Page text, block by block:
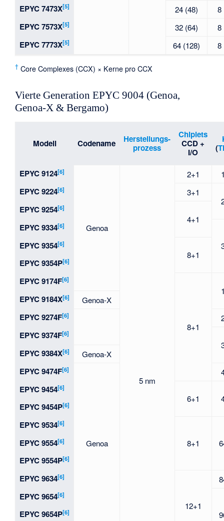
EPYC 7473X[5] 24 (48) 8
EPYC 7573X[5] 32 (64) 8
EPYC 7773X[5] 64 (128) 8
† Core Complexes (CCX) × Kerne pro CCX
Vierte Generation EPYC 9004 (Genoa,
Genoa-X & Bergamo)
Modell Codename
Herstellungs-
prozess
Chiplets
CCD +
I/O
(
EPYC 9124[6]
Genoa
5 nm
2+1
EPYC 9224[6]
3+1
EPYC 9254[6]
4+1
EPYC 9334[6]
EPYC 9354[6]
8+1
EPYC 9354P[6]
EPYC 9174F[6]
8+1
EPYC 9184X[6] Genoa-X
EPYC 9274F[6]
EPYC 9374F[6]
EPYC 9384X[6] Genoa-X
EPYC 9474F[6]
Genoa
EPYC 9454[6]
6+1
EPYC 9454P[6]
EPYC 9534[6]
8+1
EPYC 9554[6]
EPYC 9554P[6]
EPYC 9634[6]
12+1
EPYC 9654[6]
EPYC 9654P[6]